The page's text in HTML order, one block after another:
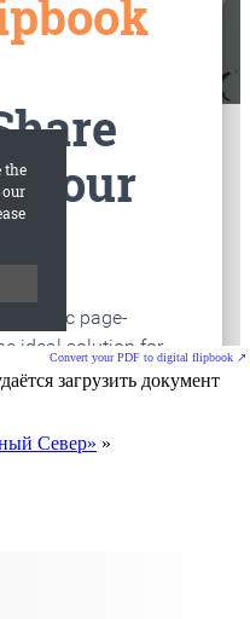
Convert your PDF to digital flipbook ↗
загрузить документ
Север» »